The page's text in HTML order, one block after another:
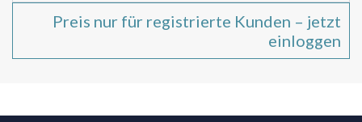
Preis nur für registrierte Kunden – jetzt
einloggen